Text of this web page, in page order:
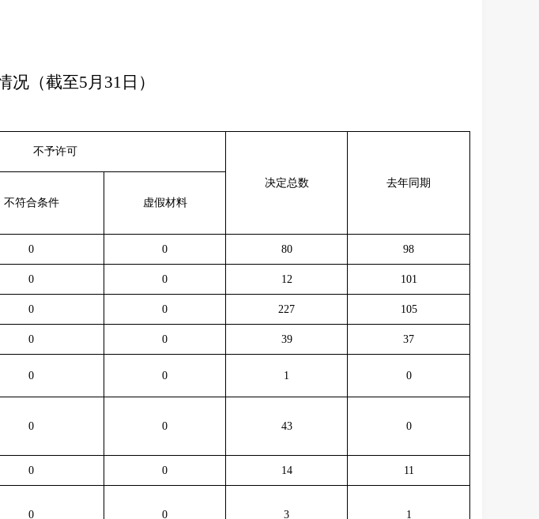
况（截至5月 31 日）
不予许可
决定总数
去年同期
不符合条件 虚假材料
0 0 80 98
0 0 12 101
0 0 227 105
0 0 39 37
0 0 1 0
0 0 43 0
0 0 14 11
0 0 3 1